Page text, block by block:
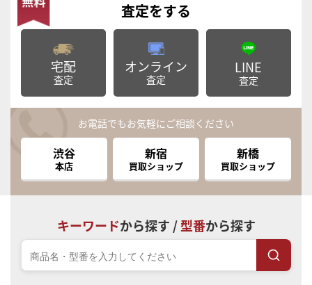
査定をする
宅配
査定
オンライン
査定
LINE
査定
お電話でもお気軽にご相談ください
渋谷
本店
新宿
買取ショップ
新橋
買取ショップ
キーワードから探す /型番から探す